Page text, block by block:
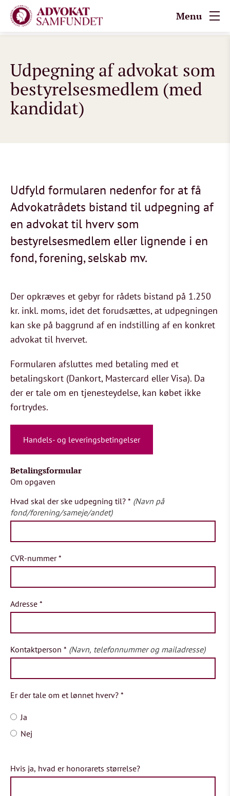
Menu
Udpegning af advokat som
bestyrelsesmedlem (med
kandidat)
Udfyld formularen nedenfor for at få
Advokatrådets bistand til udpegning af
en advokat til hverv som
bestyrelsesmedlem eller lignende i en
fond, forening, selskab mv.
Der opkræves et gebyr for rådets bistand på 1.250
kr. inkl. moms, idet det forudsættes, at udpegningen
kan ske på baggrund af en indstilling af en konkret
advokat til hvervet.
Formularen afsluttes med betaling med et
betalingskort (Dankort, Mastercard eller Visa). Da
der er tale om en tjenesteydelse, kan købet ikke
fortrydes.
Handels- og leveringsbetingelser
Betalingsformular
Om opgaven
Hvad skal der ske udpegning til? * (Navn på
fond/forening/sameje/andet)
CVR-nummer*
Adresse *
Kontaktperson * (Navn, telefonnummer og mailadresse)
Er der tale om et lønnet hverv? *
Ja
Nej
Hvis ja, hvad er honorarets størrelse?